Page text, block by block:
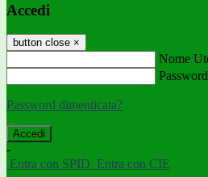
Accedi
button close ×
Nome
Password
Password dimenticata?
-
Entra con SPID Entra con CIE